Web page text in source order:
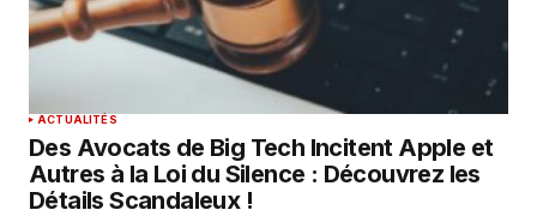
ACTUALITÉS
Des Avocats de Big Tech Incitent Apple et
Autres à la Loi du Silence : Découvrez les
Détails Scandaleux !